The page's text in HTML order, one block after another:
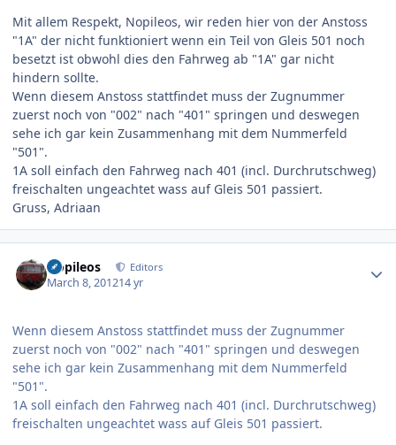
Mit allem Respekt, Nopileos, wir reden hier von der Anstoss
"1A" der nicht funktioniert wenn ein Teil von Gleis 501 noch
besetzt ist obwohl dies den Fahrweg ab "1A" gar nicht
hindern sollte.
Wenn diesem Anstoss stattfindet muss der Zugnummer
zuerst noch von "002" nach "401" springen und deswegen
sehe ich gar kein Zusammenhang mit dem Nummerfeld
"501".
1A soll einfach den Fahrweg nach 401 (incl. Durchrutschweg)
freischalten ungeachtet wass auf Gleis 501 passiert.
Gruss, Adriaan
Nopileos Editors
March 8, 201214 yr
Wenn diesem Anstoss stattfindet muss der Zugnummer
zuerst noch von "002" nach "401" springen und deswegen
sehe ich gar kein Zusammenhang mit dem Nummerfeld
"501".
1A soll einfach den Fahrweg nach 401 (incl. Durchrutschweg)
freischalten ungeachtet wass auf Gleis 501 passiert.